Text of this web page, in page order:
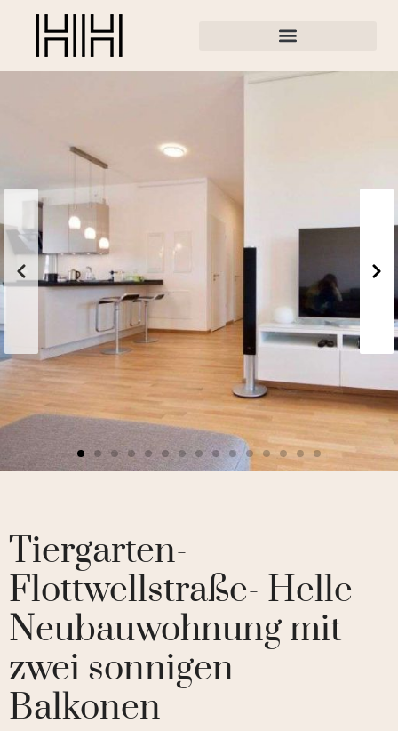
Tiergarten-
Flottwellstraße- Helle
Neubauwohnung mit
zwei sonnigen
Balkonen